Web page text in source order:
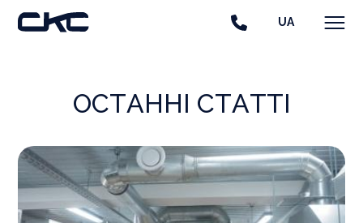
UA
ОСТАННІ СТАТТІ